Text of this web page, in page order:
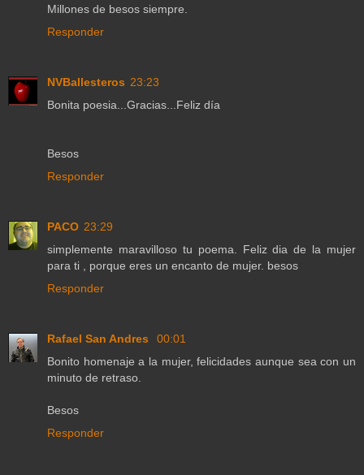
Millones de besos siempre.
Responder
NVBallesteros 23:23
Bonita poesia...Gracias...Feliz día
Besos
Responder
PACO 23:29
simplemente maravilloso tu poema. Feliz dia de la mujer
para ti , porque eres un encanto de mujer. besos
Responder
Rafael San Andres
00:01
Bonito homenaje a la mujer, felicidades aunque sea con un
minuto de retraso.
Besos
Responder